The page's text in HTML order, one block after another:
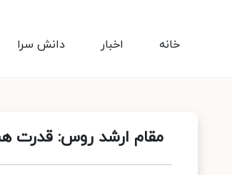
دانش سرا اخبار خانه
مقام ارشد روس: قدرت